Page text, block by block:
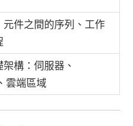
件之間的序列、工作
構：伺服器、
雲端區域